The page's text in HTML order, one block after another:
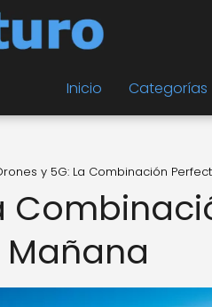
Inicio Categorías
y 5G: La Combinación